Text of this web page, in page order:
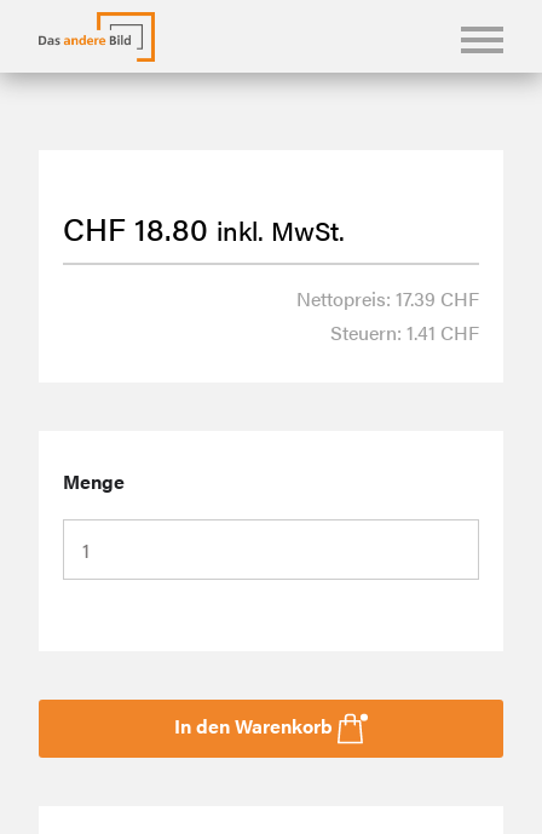
KASUALIEN & KARTEN
SHOP
CHF 18.80 inkl. MwSt.
Nettopreis: 17.39 CHF
Steuern: 1.41 CHF
Menge
In den Warenkorb